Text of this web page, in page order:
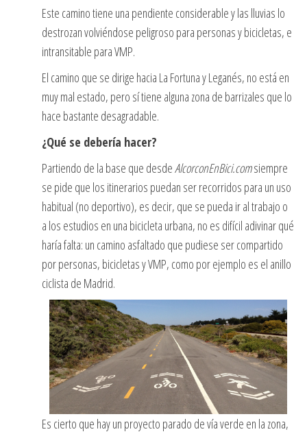
Este camino tiene una pendiente considerable y las lluvias lo
destrozan volviéndose peligroso para personas y bicicletas, e
intransitable para VMP.
El camino que se dirige hacia La Fortuna y Leganés, no está en
muy mal estado, pero sí tiene alguna zona de barrizales que lo
hace bastante desagradable.
¿Qué se debería hacer?
Partiendo de la base que desdeAlcorconEnBici.comsiempre
se pide que los itinerarios puedan ser recorridos para un uso
habitual (no deportivo), es decir, que se pueda ir al trabajo o
a los estudios en una bicicleta urbana, no es difícil adivinar qué
haría falta: un camino asfaltado que pudiese ser compartido
por personas, bicicletas y VMP, como por ejemplo es el anillo
ciclista de Madrid.
Es cierto que hay un proyecto parado de vía verde en la zona,